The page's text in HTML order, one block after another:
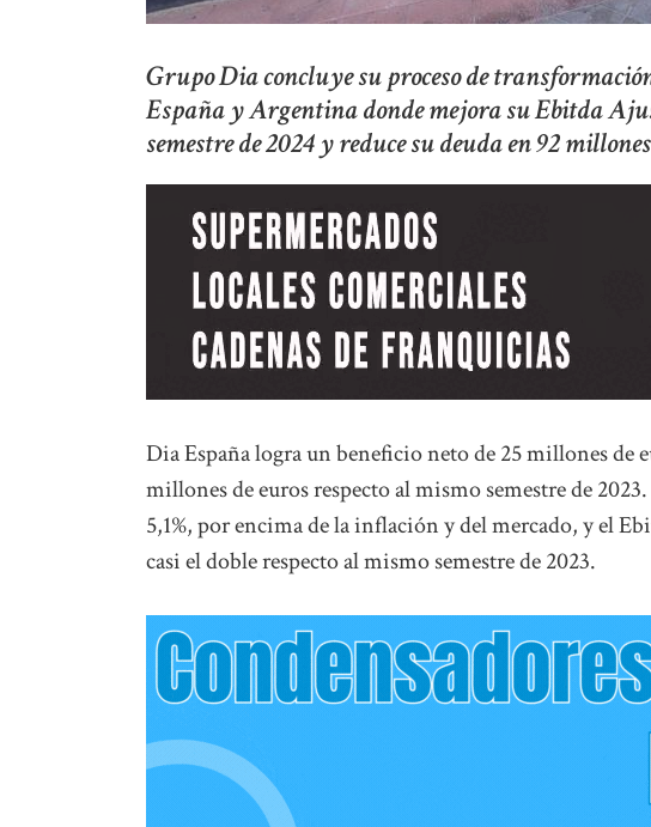
Grupo Dia concluye su proceso de
España y Argentina donde mejora su Ebitda
semestre de 2024 y reduce su deuda en 92
Dia España logra un beneficio neto de 25 millones de
millones de euros respecto al mismo semestre de
5,1%, por encima de la inflación y del mercado, y el
casi el doble respecto al mismo semestre de 2023.